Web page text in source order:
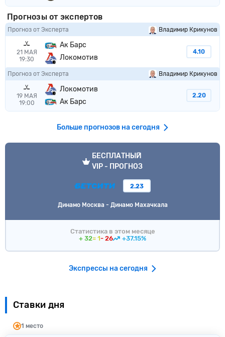
Прогнозы от экспертов
Прогноз от Эксперта Владимир Крикунов
21 МАЯ
19:30
Ак Барс
Локомотив
4.10
Прогноз от Эксперта Владимир Крикунов
19 МАЯ
19:00
Локомотив
Ак Барс
2.20
Больше прогнозов на сегодня
VIP прогноз
БЕСПЛАТНЫЙ
VIP - ПРОГНОЗ
2.23
Динамо Москва - Динамо Махачкала
Статистика в этом месяце
+ 32= 1- 26 +37.15%
Экспрессы на сегодня
Ставки дня
1 место